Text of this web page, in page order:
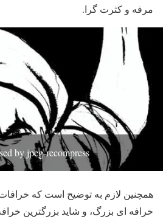
مرفه و کثرت گرا.
by jpeg-recompress
همچنین لازم به توضیح است که خرافات
خرافه ای بزرگ، و شاید بزرگترین خرافه